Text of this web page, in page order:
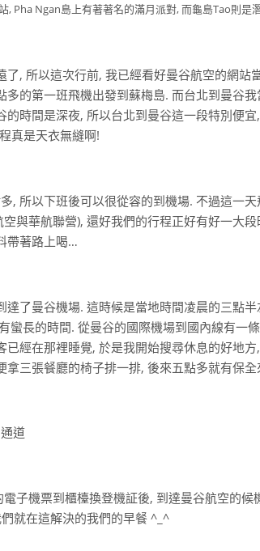
, Pha Ngan島上有著著名的滿月派對, 而龜島Tao則是
了, 所以這次行前, 我已經看好曼谷航空的網
的第一班飛機出發到蘇梅島. 而台北到曼谷
的時間是深夜, 所以台北到曼谷這一段特別便
真是天衣無縫啊!
, 所以下班後可以很從容的到機場. 不過這一
與華航聯營), 還好我們的行程正好有好一大
帶著路上喝…
了曼谷機場. 這時候是當地時間凌晨的三點
蠻長的時間. 從曼谷的國際機場到國內線有一
已經在那裡睡覺, 於是我開始搜尋休息的好地
三張餐廳的椅子排一排, 後來五點多就有保
道
子機票到櫃檯換登機証後, 到達曼谷航空的
就在這解決的我們的早餐 ^_^